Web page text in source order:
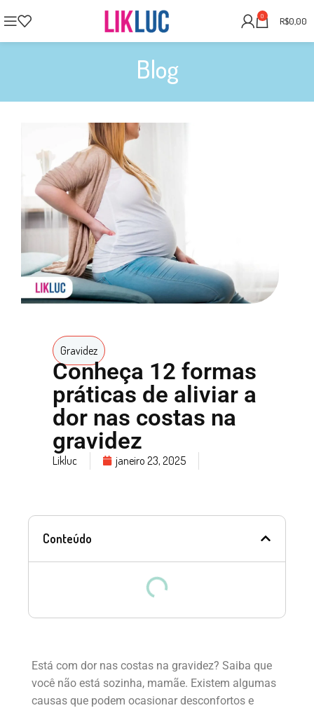
0 R$0,00
Blog
Gravidez
Conheça 12 formas
práticas de aliviar a
dor nas costas na
gravidez
Likluc janeiro 23, 2025
Conteúdo
Está com dor nas costas na gravidez? Saiba que
você não está sozinha, mamãe. Existem algumas
causas que podem ocasionar desconfortos e